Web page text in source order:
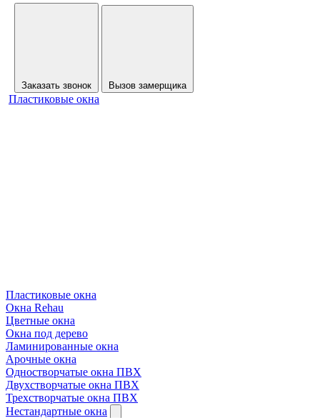
Заказать звонок Вызов замерщика
Пластиковые окна
Пластиковые окна
Окна Rehau
Цветные окна
Окна под дерево
Ламинированные окна
Арочные окна
Одностворчатые окна ПВХ
Двухстворчатые окна ПВХ
Трехстворчатые окна ПВХ
Нестандартные окна